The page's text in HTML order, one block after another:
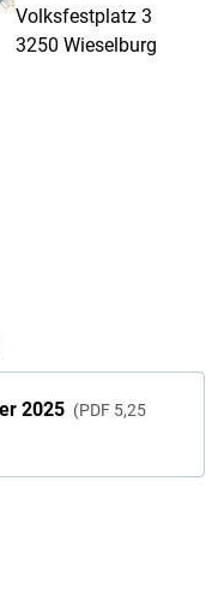
Volksfestplatz 3
3250 Wieselburg
2025 PDF 5,25